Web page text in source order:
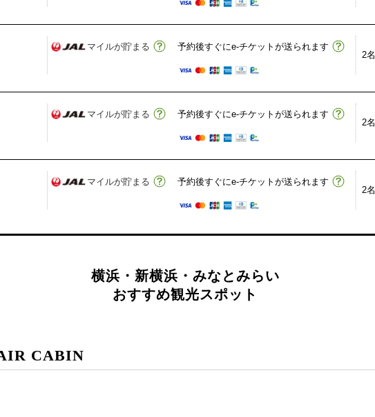
マイルが貯まる
予約後すぐにe-チケットが送られます
2
マイルが貯まる
予約後すぐにe-チケットが送られます
2
マイルが貯まる
予約後すぐにe-チケットが送られます
2
横浜・新横浜・みなとみらい
おすすめ観光スポット
CABIN